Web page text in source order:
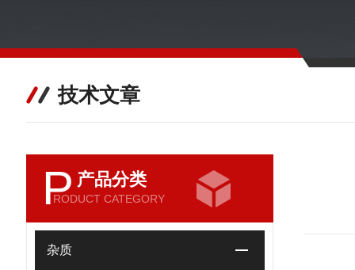
技术文章
P 产品分类
RODUCT CATEGORY
杂质